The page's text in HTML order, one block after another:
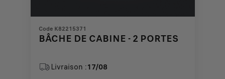
Code K82215371
BÂCHE DE CABINE - 2 PORTES
Livraison :17/08